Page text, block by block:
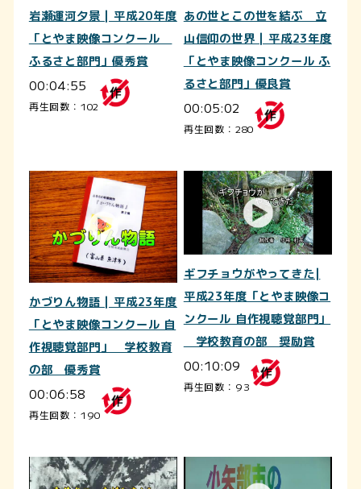
岩瀬運河夕景 | 平成20年度
「とやま映像コンクール
ふるさと部門」優秀賞
00:04:55
再生回数：102
あの世とこの世を結ぶ 立
山信仰の世界 | 平成23年度
「とやま映像コンクール ふ
るさと部門」優良賞
00:05:02
再生回数：280
かづりん物語 | 平成23年度
「とやま映像コンクール 自
作視聴覚部門」 学校教育
の部 優秀賞
00:06:58
再生回数：190
ギフチョウがやってきた|
平成23年度「とやま映像コ
ンクール 自作視聴覚部門」
学校教育の部 奨励賞
00:10:09
再生回数：93